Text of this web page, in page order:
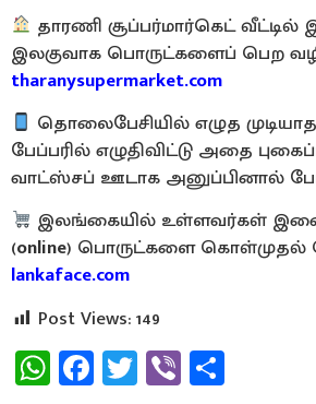
தாரணி சூப்பர்மார்கெட் வீட்டில்
இலகுவாக பொருட்களைப் பெற
tharanysupermarket.com
தொலைபேசியில் எழுத
பேப்பரில் எழுதிவிட்டு அதை
வாட்ஸ்சப் ஊடாக அனுப்பினால்
இலங்கையில் உள்ளவர்கள்
(online) பொருட்களை கொள்முதல்
lankaface.com
Post Views:149
WhatsApp
Facebook
Twitter
Viber